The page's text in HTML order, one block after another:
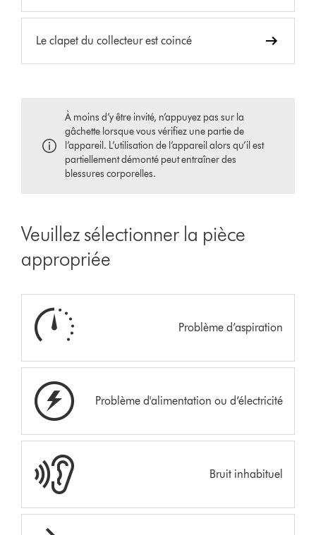
Le clapet du collecteur est coincé
À moins d’y être invité, n’appuyez pas sur la
gâchette lorsque vous vérifiez une partie de
l’appareil. L’utilisation de l’appareil alors qu’il est
partiellement démonté peut entraîner des
blessures corporelles.
Veuillez sélectionner la pièce
appropriée
Problème d’aspiration
Problème d'alimentation ou d’électricité
Bruit inhabituel